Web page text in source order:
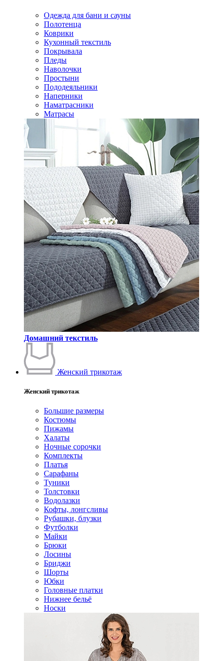
Одежда для бани и сауны
Полотенца
Коврики
Кухонный текстиль
Покрывала
Пледы
Наволочки
Простыни
Пододеяльники
Наперники
Наматрасники
Матрасы
Домашний текстиль
Женский трикотаж
Женский трикотаж
Большие размеры
Костюмы
Пижамы
Халаты
Ночные сорочки
Комплекты
Платья
Сарафаны
Туники
Толстовки
Водолазки
Кофты, лонгсливы
Рубашки, блузки
Футболки
Майки
Брюки
Лосины
Бриджи
Шорты
Юбки
Головные платки
Нижнее бельё
Носки